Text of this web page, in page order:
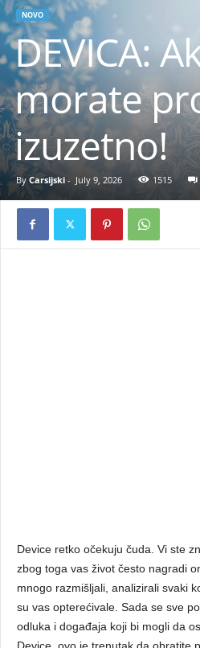
NOVO
DEVICA:
morate
izuzetno!
By Carsijski- July 9, 2026 1515
Device retko očekuju čuda. Vi ste
zbog toga vas život često nagradi
mnogo razmišljali, analizirali svaki
su vas opterećivale. Sada se sve
odluka i događaja koji bi mogli da